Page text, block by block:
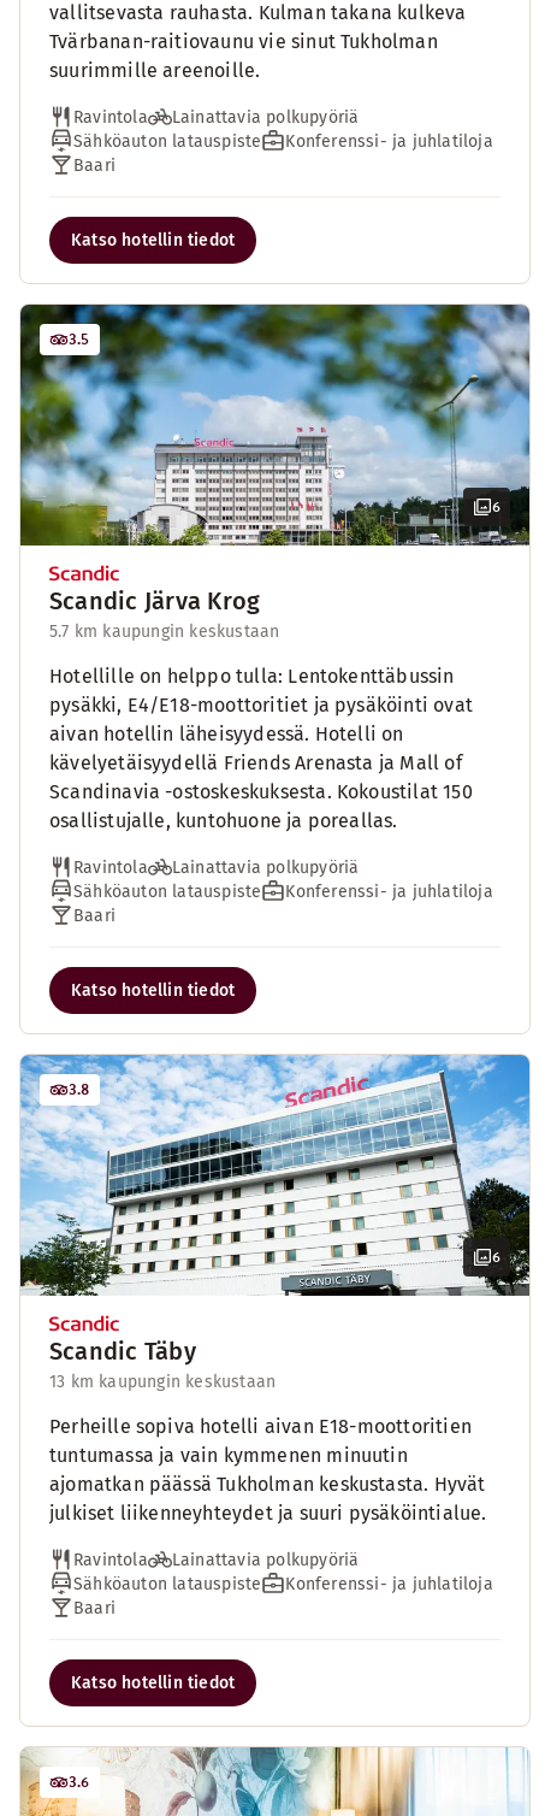
vallitsevasta rauhasta. Kulman takana kulkeva
Tvärbanan-raitiovaunu vie sinut Tukholman
suurimmille areenoille.
Ravintola
Lainattavia polkupyöriä
Sähköauton latauspiste
Konferenssi- ja juhlatiloja
Baari
Katso hotellin tiedot
6
3.5
Scandic Järva Krog
5.7 km kaupungin keskustaan
Hotellille on helppo tulla: Lentokenttäbussin
pysäkki, E4/E18-moottoritiet ja pysäköinti ovat
aivan hotellin läheisyydessä. Hotelli on
kävelyetäisyydellä Friends Arenasta ja Mall of
Scandinavia -ostoskeskuksesta. Kokoustilat 150
osallistujalle, kuntohuone ja poreallas.
Ravintola
Lainattavia polkupyöriä
Sähköauton latauspiste
Konferenssi- ja juhlatiloja
Baari
Katso hotellin tiedot
6
3.8
Scandic Täby
13 km kaupungin keskustaan
Perheille sopiva hotelli aivan E18-moottoritien
tuntumassa ja vain kymmenen minuutin
ajomatkan päässä Tukholman keskustasta. Hyvät
julkiset liikenneyhteydet ja suuri pysäköintialue.
Ravintola
Lainattavia polkupyöriä
Sähköauton latauspiste
Konferenssi- ja juhlatiloja
Baari
Katso hotellin tiedot
3.6